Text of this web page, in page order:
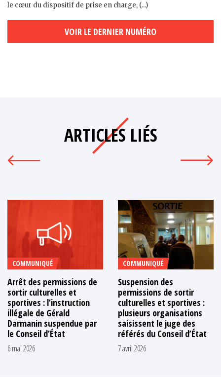
le cœur du dispositif de prise en charge, (...)
VOIR LE DERNIER NUMÉRO
ARTICLES LIÉS
COMMUNIQUÉ
Arrêt des permissions de
sortir culturelles et
sportives : l’instruction
illégale de Gérald
Darmanin suspendue par
le Conseil d’État
6 mai 2026
COMMUNIQUÉ
Suspension des
permissions de sortir
culturelles et sportives :
plusieurs organisations
saisissent le juge des
référés du Conseil d’État
7 avril 2026